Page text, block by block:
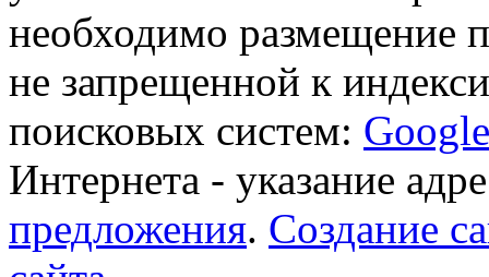
необходимо размещение
не запрещенной к
поисковых систем: Google
Интернета - указание
предложения. Создание